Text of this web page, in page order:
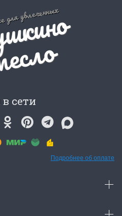
для увлеченных
сети
Подробнее об оплате